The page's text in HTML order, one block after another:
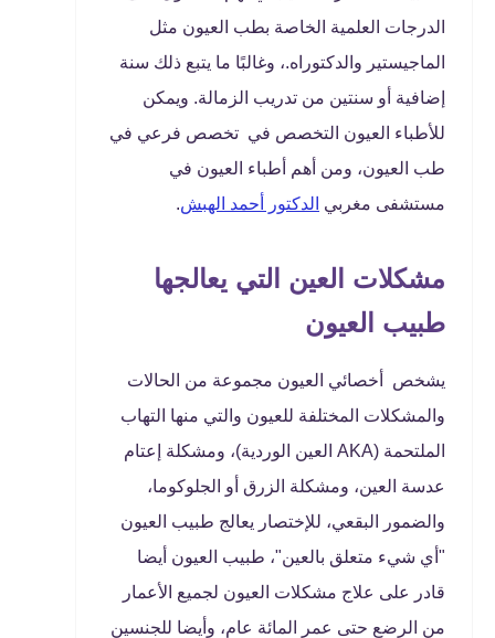
الدرجات العلمية الخاصة بطب العيون مثل
الماجيستير والدكتوراه.، وغالبًا ما يتبع ذلك سنة
إضافية أو سنتين من تدريب الزمالة. ويمكن
للأطباء العيون التخصص في تخصص فرعي في
طب العيون، ومن أهم أطباء العيون في
مستشفى مغربي الدكتور أحمد الهبش.
مشكلات العين التي يعالجها
طبيب العيون
يشخص أخصائي العيون مجموعة من الحالات
والمشكلات المختلفة للعيون والتي منها التهاب
الملتحمة (AKA العين الوردية)، ومشكلة إعتام
عدسة العين، ومشكلة الزرق أو الجلوكوما،
والضمور البقعي، للإختصار يعالج طبيب العيون
"أي شيء متعلق بالعين"، طبيب العيون أيضا
قادر على علاج مشكلات العيون لجميع الأعمار
من الرضع حتى عمر المائة عام، وأيضا للجنسين